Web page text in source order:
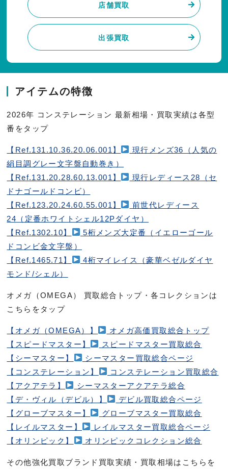
店舗買取
出張買取
アイテムの特徴
2026年 コンステレーション 最新相場・買取実績は各型
番をタップ
【Ref.131.10.36.20.06.001】
現行メンズ36（人気の
絹目調グレー文字盤自動巻き）
【Ref.131.20.28.60.13.001】
現行レディース28（セ
ドナゴールドコンビ）
【Ref.123.20.24.60.55.001】
前世代レディース
24（定番ホワイトシェル12Pダイヤ）
【Ref.1302.10】
5桁メンズ大定番（イエローゴール
ドコンビ金文字盤）
【Ref.1465.71】
4桁マイレイス（豪華ベゼルダイヤ
モンド/シェル）
オメガ（OMEGA） 買取総合トップ・各コレクションは
こちらをタップ
【オメガ（OMEGA）】
オメガ高価買取総合トップ
【スピードマスター】
スピードマスター買取総合
【シーマスター】
シーマスター買取総合ページ
【コンステレーション】
コンステレーション買取総合
【アクアテラ】
シーマスターアクアテラ総合
【デ・ヴィル（デビル）】
デビル買取総合ページ
【グローブマスター】
グローブマスター買取総合
【レイルマスター】
レイルマスター買取総合ページ
【オリンピック】
オリンピックコレクション総合
その他強化買取ブランド買取実績・買取相場はこちらを